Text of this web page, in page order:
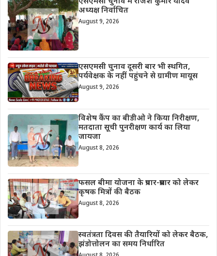
अध्यक्ष निर्वाचित
August 9, 2026
एसएमसी चुनाव दूसरी बार भी स्थगित,
पर्यवेक्षक के नहीं पहुंचने से ग्रामीण मायूस
August 9, 2026
विशेष कैंप का बीडीओ ने किया निरीक्षण,
मतदाता सूची पुनरीक्षण कार्य का लिया
जायजा
August 8, 2026
फसल बीमा योजना के प्रचार-प्रसार को लेकर
कृषक मित्रों की बैठक
August 8, 2026
स्वतंत्रता दिवस की तैयारियों को लेकर बैठक,
झंडोत्तोलन का समय निर्धारित